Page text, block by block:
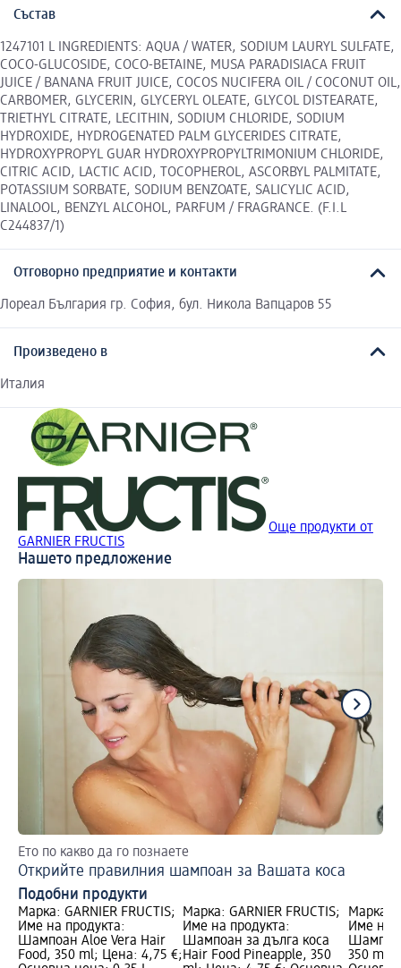
Състав
1247101 L INGREDIENTS: AQUA / WATER, SODIUM LAURYL SULFATE,
COCO-GLUCOSIDE, COCO-BETAINE, MUSA PARADISIACA FRUIT
JUICE / BANANA FRUIT JUICE, COCOS NUCIFERA OIL / COCONUT OIL,
CARBOMER, GLYCERIN, GLYCERYL OLEATE, GLYCOL DISTEARATE,
TRIETHYL CITRATE, LECITHIN, SODIUM CHLORIDE, SODIUM
HYDROXIDE, HYDROGENATED PALM GLYCERIDES CITRATE,
HYDROXYPROPYL GUAR HYDROXYPROPYLTRIMONIUM CHLORIDE,
CITRIC ACID, LACTIC ACID, TOCOPHEROL, ASCORBYL PALMITATE,
POTASSIUM SORBATE, SODIUM BENZOATE, SALICYLIC ACID,
LINALOOL, BENZYL ALCOHOL, PARFUM / FRAGRANCE. (F.I.L
C244837/1)
Отговорно предприятие и контакти
Лореал България гр. София, бул. Никола Вапцаров 55
Произведено в
Италия
Още продукти от
GARNIER FRUCTIS
Нашето предложение
Ето по какво да го познаете
Открийте правилния шампоан за Вашата коса
Подобни продукти
Марка: GARNIER FRUCTIS;
Име на продукта:
Шампоан Aloe Vera Hair
Food, 350 ml; Цена: 4,75 €;
Марка: GARNIER FRUCTIS;
Име на продукта:
Шампоан за дълга коса
Hair Food Pineapple, 350
Марка:
Име на
350 ml;